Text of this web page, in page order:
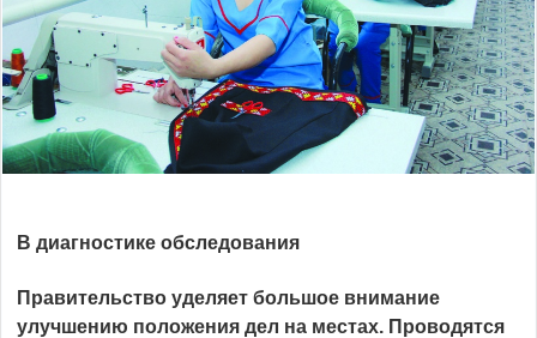
В диагностике обследования
Правительство уделяет большое внимание
улучшению положения дел на местах. Проводятся